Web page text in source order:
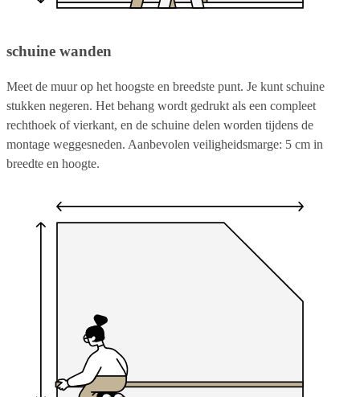
schuine wanden
Meet de muur op het hoogste en breedste punt. Je kunt schuine
stukken negeren. Het behang wordt gedrukt als een compleet
rechthoek of vierkant, en de schuine delen worden tijdens de
montage weggesneden. Aanbevolen veiligheidsmarge: 5 cm in
breedte en hoogte.